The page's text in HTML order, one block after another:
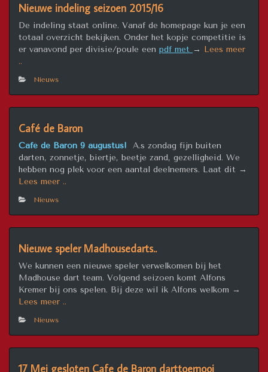
Nieuwe indeling seizoen 2015/16
De indeling staat online. Vanaf de homepage kun je een
totaal overzicht bekijken. Onder het kopje competitie is
er vanavond per divisie/poule een pdf met → Lees meer
..
seizoen
2015/16”
Nieuws
Café de Baron
Café de Baron 9 augustus! A.s zondag fijn buiten
darten, zonnetje, biertje, beetje zand, gezelligheid. We
hebben nog plek voor een aantal deelnemers. Laat dit →
Lees meer ..
Nieuws
Nieuwe speler Madhousedarts..
We kunnen een nieuwe speler verwelkomen bij het
Madhouse dart team. Volgend seizoen komt Alfons
Kremer bij ons spelen. Bij deze wil ik Alfons welkom →
Lees meer ..
Nieuws
17 Mei gesloten Cafe de Baron darttoernooi